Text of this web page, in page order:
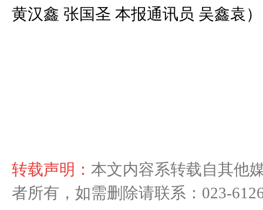
黄汉鑫 张国圣 本报通讯员 吴鑫袁）
转载声明： 本文内容系转载自其他
者所有，如需删除请联系：023-